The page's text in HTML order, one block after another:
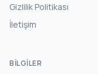
Gizlilik Politikası
İletişim
BILGILER